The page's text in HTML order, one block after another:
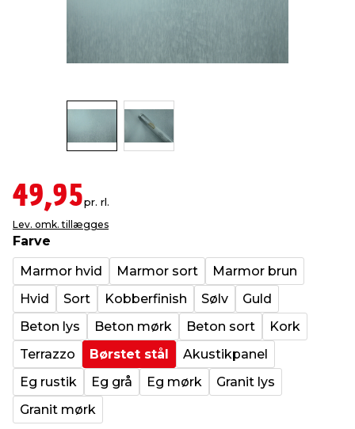
& ukrudt
& standere
& syltning
49,95pr. rl.
Lev. omk. tillægges
Farve
Marmor hvid
Marmor sort
Marmor brun
Hvid
Sort Kobberfinish Sølv
Guld
Beton lys
Beton mørk Beton sort
Kork
Terrazzo
Børstet stål
Akustikpanel
Eg rustik
Eg grå Eg mørk
Granit lys
Granit mørk